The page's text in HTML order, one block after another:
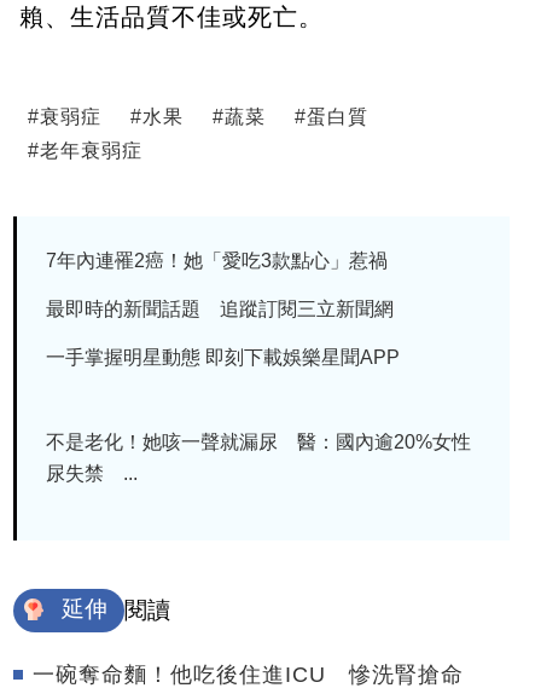
賴、生活品質不佳或死亡。
#衰弱症 #水果 #蔬菜 #蛋白質
#老年衰弱症
7年內連罹2癌！她「愛吃3款點心」惹禍
最即時的新聞話題 追蹤訂閱三立新聞網
一手掌握明星動態 即刻下載娛樂星聞APP
不是老化！她咳一聲就漏尿 醫：國內逾20%女性
尿失禁 ...
延伸 閱讀
一碗奪命麵！他吃後住進ICU 慘洗腎搶命